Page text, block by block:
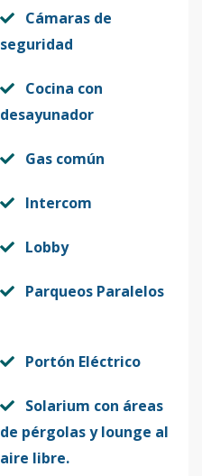
Cámaras de
seguridad
Cocina con
desayunador
Gas común
Intercom
Lobby
Parqueos Paralelos
Portón Eléctrico
Solarium con áreas
de pérgolas y lounge al
aire libre.